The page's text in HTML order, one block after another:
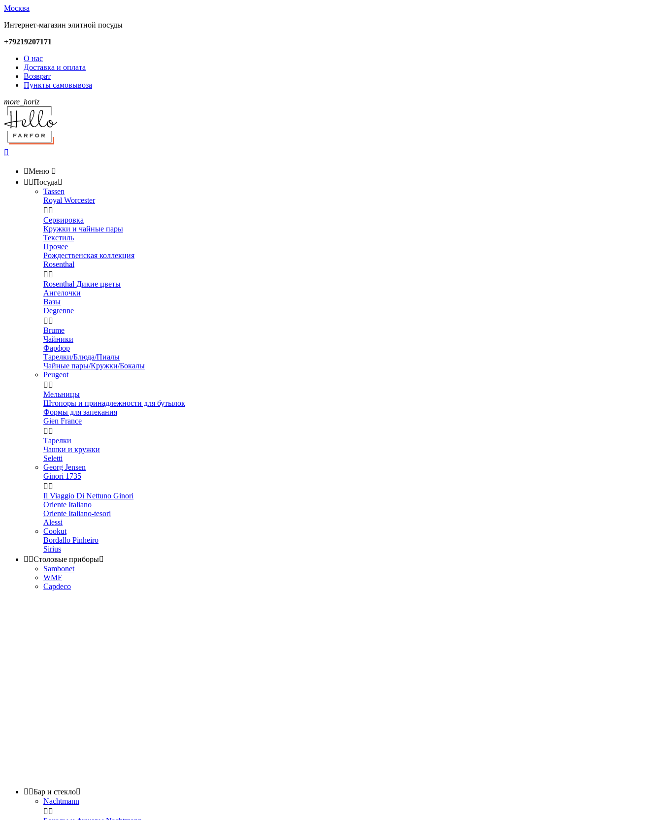
Москва
Интернет-магазин элитной посуды
+79219207171
О нас
Доставка и оплата
Возврат
Пункты самовывоза
more_horiz

Меню 
 Посуда
Tassen
Royal Worcester
 
Сервировка
Кружки и чайные пары
Текстиль
Прочее
Рождественская коллекция
Rosenthal
 
Rosenthal Дикие цветы
Ангелочки
Вазы
Degrenne
 
Brume
Чайники
Фарфор
Тарелки/Блюда/Пиалы
Чайные пары/Кружки/Бокалы
Peugeot
 
Мельницы
Штопоры и принадлежности для бутылок
Формы для запекания
Gien France
 
Тарелки
Чашки и кружки
Seletti
Georg Jensen
Ginori 1735
 
Il Viaggio Di Nettuno Ginori
Oriente Italiano
Oriente Italiano-tesori
Alessi
Cookut
Bordallo Pinheiro
Sirius
 Столовые приборы
Sambonet
WMF
Capdeco
 Бар и стекло
Nachtmann
 